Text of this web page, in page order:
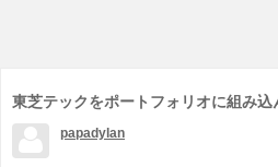
東芝テックをポートフォリオに組み込
papadylan